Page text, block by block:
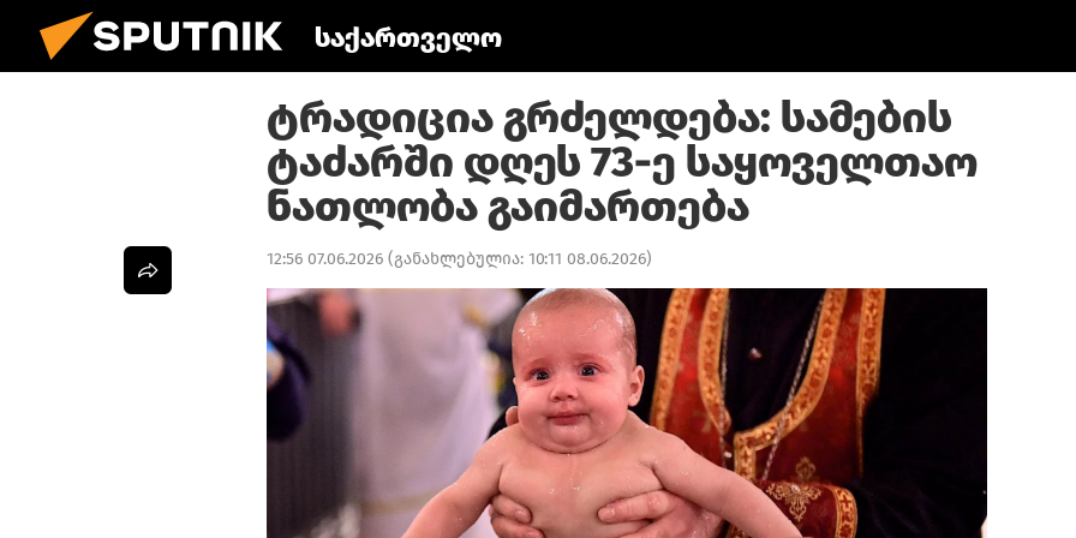
საქართველო
ტრადიცია გრძელდება: სამების
ტაძარში დღეს 73-ე საყოველთაო
ნათლობა გაიმართება
12:56 07.06.2026 (განახლებულია: 10:11 08.06.2026)